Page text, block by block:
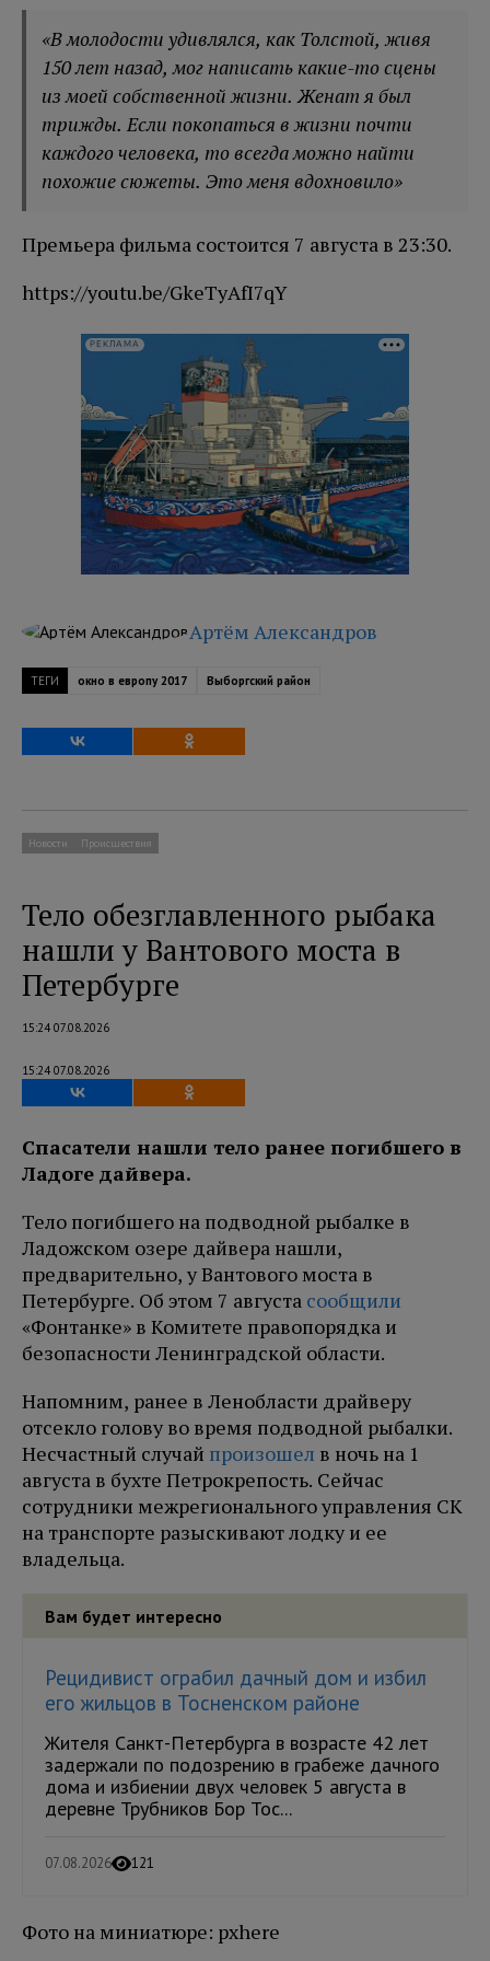
«В молодости удивлялся, как Толстой, живя
150 лет назад, мог написать какие-то сцены
из моей собственной жизни. Женат я был
трижды. Если покопаться в жизни почти
каждого человека, то всегда можно найти
похожие сюжеты. Это меня вдохновило»
Премьера фильма состоится 7 августа в 23:30.
https://youtu.be/GkeTyAfI7qY
РЕКЛАМА
Артём Александров
ТЕГИ окно в европу 2017 Выборгский район
Новости Происшествия
Тело обезглавленного рыбака
нашли у Вантового моста в
Петербурге
15:24 07.08.2026
15:24 07.08.2026
Спасатели нашли тело ранее погибшего в
Ладоге дайвера.
Тело погибшего на подводной рыбалке в
Ладожском озере дайвера нашли,
предварительно, у Вантового моста в
Петербурге. Об этом 7 августа сообщили
«Фонтанке» в Комитете правопорядка и
безопасности Ленинградской области.
Напомним, ранее в Ленобласти драйверу
отсекло голову во время подводной рыбалки.
Несчастный случай произошел в ночь на 1
августа в бухте Петрокрепость. Сейчас
сотрудники межрегионального управления СК
на транспорте разыскивают лодку и ее
владельца.
Вам будет интересно
Рецидивист ограбил дачный дом и избил
его жильцов в Тосненском районе
Жителя Санкт-Петербурга в возрасте 42 лет
задержали по подозрению в грабеже дачного
дома и избиении двух человек 5 августа в
деревне Трубников Бор Тос...
07.08.2026 121
Фото на миниатюре: pxhere